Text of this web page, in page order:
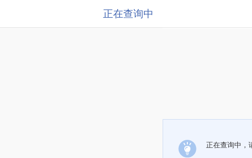
正在查询中
正在查询中，